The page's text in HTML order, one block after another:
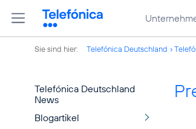
Sie sind hier: Telefónica Deutschland
Telefónica Deutschland
News
Blogartikel